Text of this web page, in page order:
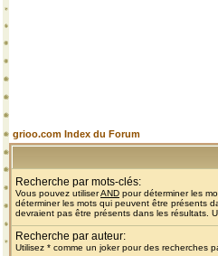
grioo.com Index du Forum
Recherche par mots-clés:
Vous pouvez utiliserAND pour déterminer les
déterminer les mots qui peuvent être présents
devraient pas être présents dans les résultats.
Recherche par auteur:
Utilisez * comme un joker pour des recherches